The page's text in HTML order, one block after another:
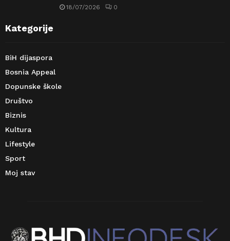
18/07/2026 0
Kategorije
BiH dijaspora
Bosnia Appeal
Dopunske škole
Društvo
Biznis
Kultura
Lifestyle
Sport
Moj stav